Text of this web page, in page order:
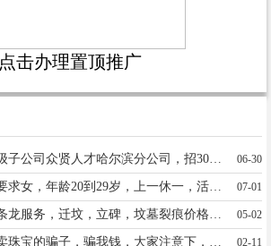
点击办理置顶推广
廊坊市国资二级子公司众贤人才哈尔滨分公司，招30名AI数字内容技术员，30岁以下大专及以上可报，负责AIGC内容创作、新媒体运营与数据标注月薪4-6k五险一金18614530333 06-30
甜品店招聘，要求女，年龄20到29岁，上一休一，活不累，主要负责接待，微信接单下单，前屋卫生，小甜品打包，半个月班，联系电话17066096666 07-01
李先生殡葬一条龙服务，迁坟，立碑，坟墓裂痕价格合理，结婚，开业，搬家看日子免费联系电话15765799819 05-02
02-11